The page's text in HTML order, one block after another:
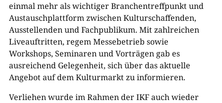
einmal mehr als wichtiger Branchentreffpunkt und
Austauschplattform zwischen Kulturschaffenden,
Ausstellenden und Fachpublikum. Mit zahlreichen
Liveauftritten, regem Messebetrieb sowie
Workshops, Seminaren und Vorträgen gab es
ausreichend Gelegenheit, sich über das aktuelle
Angebot auf dem Kulturmarkt zu informieren.
Verliehen wurde im Rahmen der IKF auch wieder